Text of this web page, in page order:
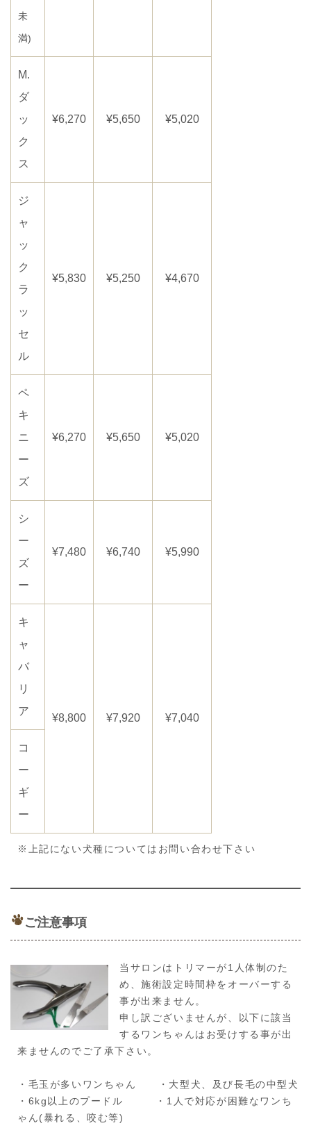
未
満)
M.
ダ
ッ
ク
ス
¥6,270 ¥5,650 ¥5,020
ジ
ャ
ッ
ク
ラ
ッ
セ
ル
¥5,830 ¥5,250 ¥4,670
ペ
キ
ニ
ー
ズ
¥6,270 ¥5,650 ¥5,020
シ
ー
ズ
ー
¥7,480 ¥6,740 ¥5,990
キ
ャ
バ
リ
ア
¥8,800 ¥7,920 ¥7,040
コ
ー
ギ
ー
※上記にない犬種についてはお問い合わせ下さい
ご注意事項
当サロンはトリマーが1人体制のた
め、施術設定時間枠をオーバーする
事が出来ません。
申し訳ございませんが、以下に該当
するワンちゃんはお受けする事が出
来ませんのでご了承下さい。
・毛玉が多いワンちゃん ・大型犬、及び長毛の中型犬
・6kg以上のプードル ・1人で対応が困難なワンち
ゃん(暴れる、咬む等)